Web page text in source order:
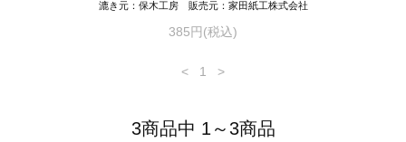
漉き元：保木工房 販売元：家田紙工株式会社
385円(税込)
< 1 >
3商品中 1～3商品